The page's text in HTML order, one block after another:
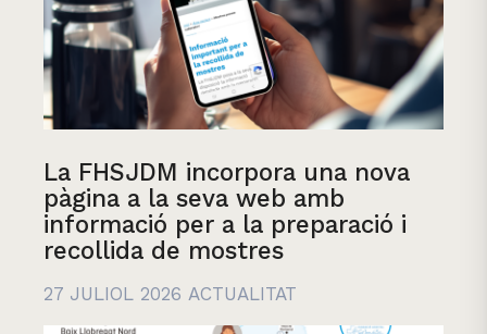
La FHSJDM incorpora una nova
pàgina a la seva web amb
informació per a la preparació i
recollida de mostres
27 JULIOL 2026 ACTUALITAT